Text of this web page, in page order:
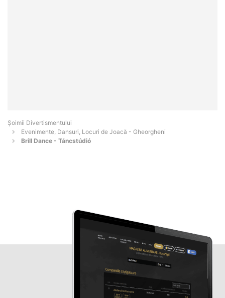
Şoimii Divertismentului
Evenimente, Dansuri, Locuri de Joacă - Gheorgheni
Brill Dance - Táncstúdió